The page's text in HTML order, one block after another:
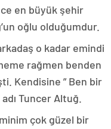
en büyük şehir
oğlu olduğumdur.
o kadar emindi
rağmen benden
Kendisine ” Ben bir
Tuncer Altuğ.
çok güzel bir